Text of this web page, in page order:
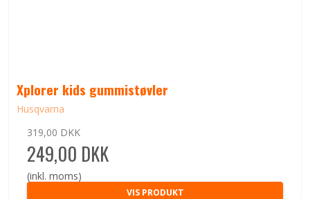
Xplorer kids gummistøvler
Husqvarna
319,00 DKK
249,00 DKK
(inkl. moms)
VIS PRODUKT